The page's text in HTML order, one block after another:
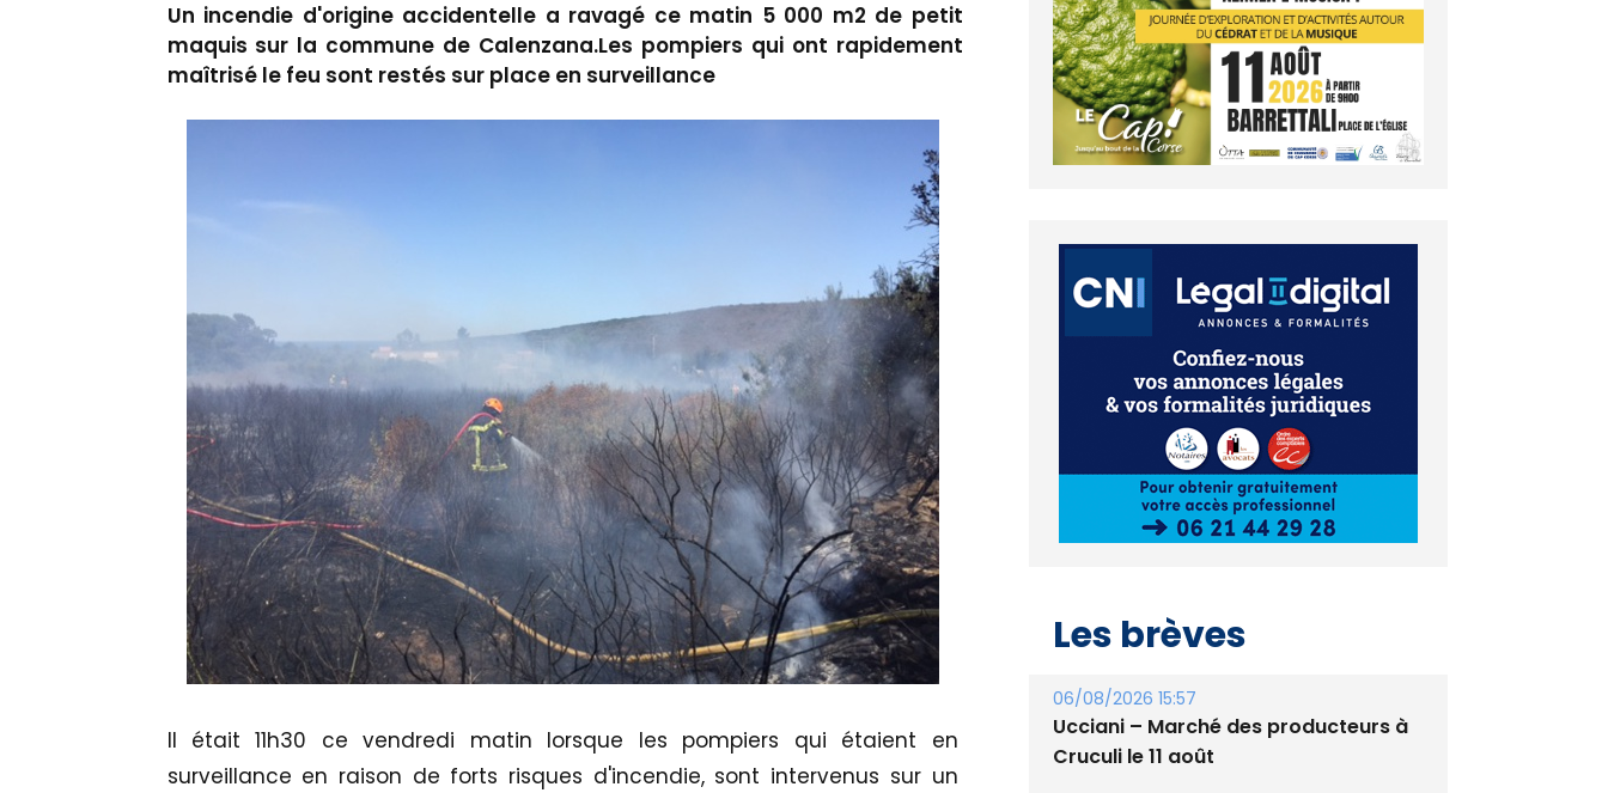
Un incendie d'origine accidentelle a ravagé ce matin 5 000 m2 de petit
maquis sur la commune de Calenzana.Les pompiers qui ont rapidement
maîtrisé le feu sont restés sur place en surveillance
Il était 11h30 ce vendredi matin lorsque les pompiers qui étaient en
surveillance en raison de forts risques d'incendie, sont intervenus sur un
Les brèves
06/08/2026 15:57
Ucciani – Marché des producteurs à
Cruculi le 11 août